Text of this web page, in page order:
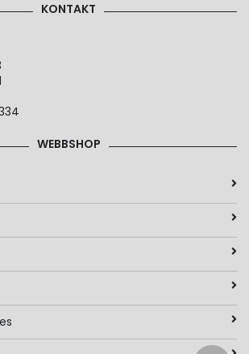
KONTAKT
WEBBSHOP